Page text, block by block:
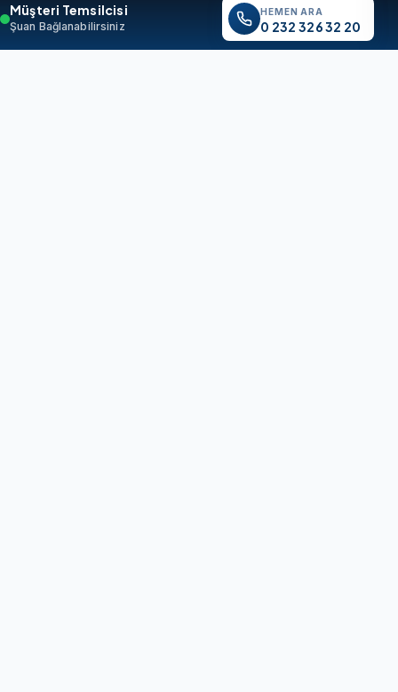
Müşteri Temsilcisi
Şuan Bağlanabilirsiniz
HEMEN ARA
0 232 326 32 20